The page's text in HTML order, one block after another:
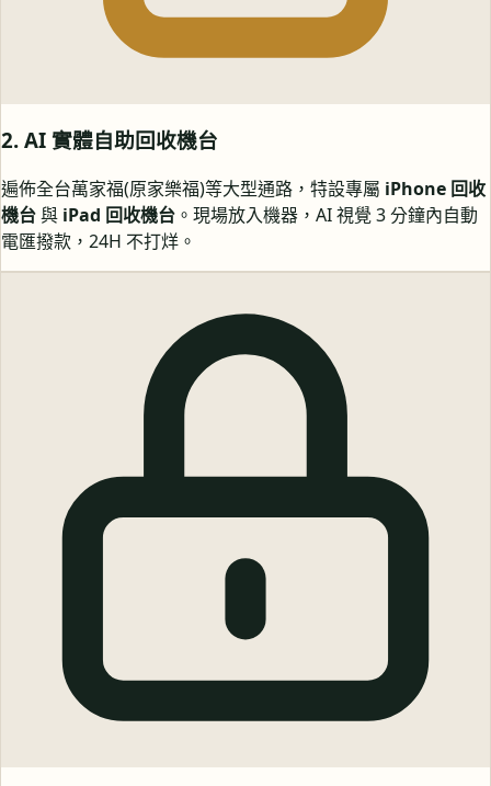
2. AI 實體自助回收機台
遍佈全台萬家福(原家樂福)等大型通路，特設專屬 iPhone 回收
機台與 iPad 回收機台 。現場放入機器，AI 視覺 3 分鐘內自動
電匯撥款，24H 不打烊。